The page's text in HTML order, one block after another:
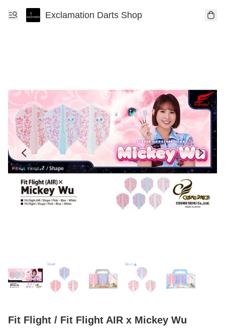
Exclamation Darts Shop
Fit Flight / Fit Flight AIR x Mickey Wu